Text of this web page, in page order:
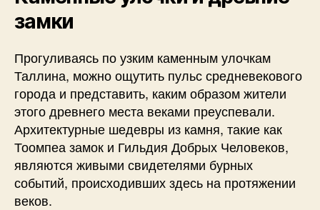
замки
Прогуливаясь по узким каменным улочкам
Таллина, можно ощутить пульс средневекового
города и представить, каким образом жители
этого древнего места веками преуспевали.
Архитектурные шедевры из камня, такие как
Тоомпеа замок и Гильдия Добрых Человеков,
являются живыми свидетелями бурных
событий, происходивших здесь на протяжении
веков.